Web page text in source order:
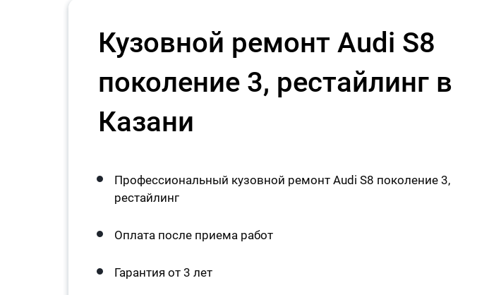
Кузовной ремонт Audi S8
поколение 3, рестайлинг в
Казани
Профессиональный кузовной ремонт Audi S8 поколение 3,
рестайлинг
Оплата после приема работ
Гарантия от 3 лет